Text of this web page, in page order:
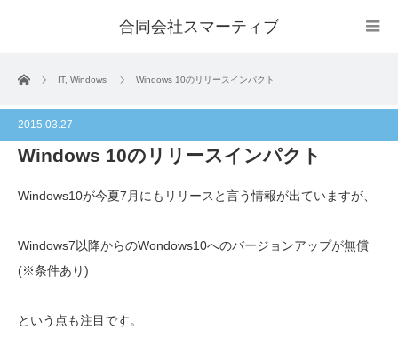
合同会社スマーティブ
ホーム IT, Windows Windows 10のリリースインパクト
2015.03.27
Windows 10のリリースインパクト
Windows10が今夏7月にもリリースと言う情報が出ていますが、
Windows7以降からのWondows10へのバージョンアップが無償
(※条件あり)
という点も注目です。